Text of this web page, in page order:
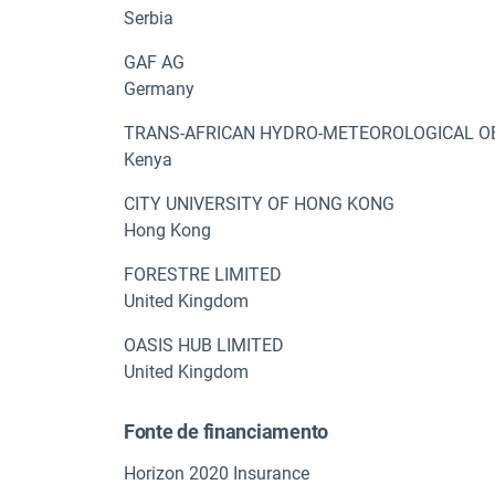
Serbia
GAF AG
Germany
TRANS-AFRICAN HYDRO-METEOROLOGICAL
Kenya
CITY UNIVERSITY OF HONG KONG
Hong Kong
FORESTRE LIMITED
United Kingdom
OASIS HUB LIMITED
United Kingdom
Fonte de financiamento
Horizon 2020 Insurance